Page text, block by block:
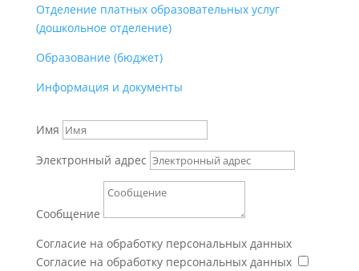
Отделение платных образовательных услуг
(дошкольное отделение)
Образование (бюджет)
Информация и документы
Имя
Электронный адрес
Сообщение
Согласие на обработку персональных данных
Согласие на обработку персональных данных